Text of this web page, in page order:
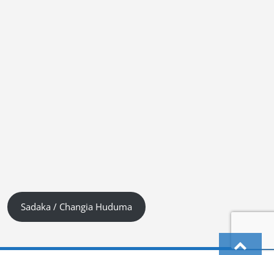
Sadaka / Changia Huduma